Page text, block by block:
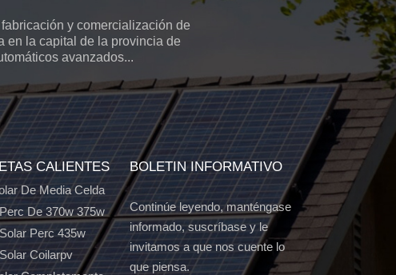
y comercialización de
en la capital de la provincia de
avanzados...
CALIENTES
De Media Celda
De 370w 375w
Perc 435w
Coilarpv
BOLETIN INFORMATIVO
Continúe leyendo, manténgase
informado, suscríbase y le
invitamos a que nos cuente lo
que piensa.